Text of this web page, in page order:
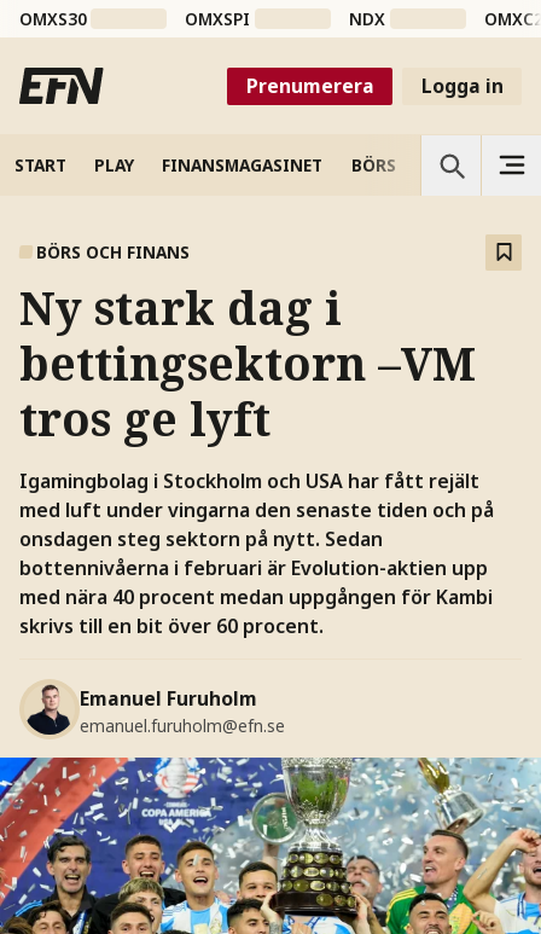
OMXS30 OMXSPI NDX
Prenumerera Logga in
START PLAY FINANSMAGASINET BÖRS VETENSKAP
BÖRS OCH FINANS
Ny stark dag i
bettingsektorn –VM
tros ge lyft
Igamingbolag i Stockholm och USA har fått rejält
med luft under vingarna den senaste tiden och på
onsdagen steg sektorn på nytt. Sedan
bottennivåerna i februari är Evolution-aktien upp
med nära 40 procent medan uppgången för Kambi
skrivs till en bit över 60 procent.
Emanuel Furuholm
emanuel.furuholm@efn.se